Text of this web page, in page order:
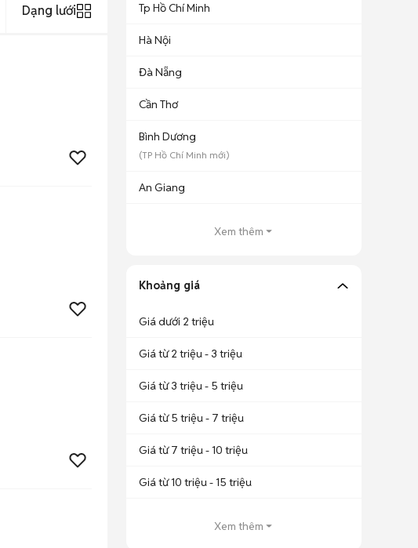
Dạng lưới Tp Hồ Chí Minh
Hà Nội
Đà Nẵng
Cần Thơ
Bình Dương
(TP Hồ Chí Minh mới)
An Giang
Xem thêm
Khoảng giá
Giá dưới 2 triệu
Giá từ 2 triệu - 3 triệu
Giá từ 3 triệu - 5 triệu
Giá từ 5 triệu - 7 triệu
Giá từ 7 triệu - 10 triệu
Giá từ 10 triệu - 15 triệu
Xem thêm